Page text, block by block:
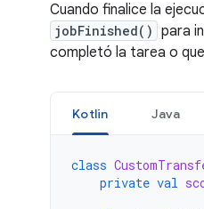
Cuando finalice la
jobFinished() para
completó la tarea o
Kotlin Java
class
private val